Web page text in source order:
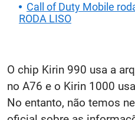
Call of Duty Mobile
RODA LISO
O chip Kirin 990 usa a
no A76 e o ​​Kirin 1000
No entanto, não temos